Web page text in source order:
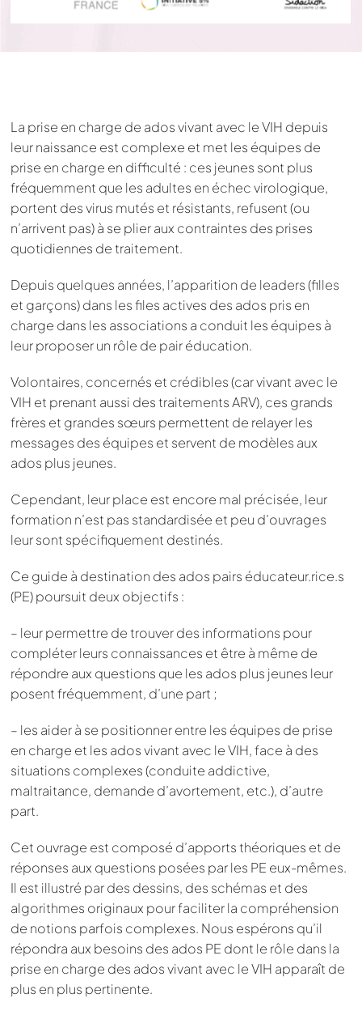
La prise en charge de ados vivant avec le VIH depuis
leur naissance est complexe et met les équipes de
prise en charge en difficulté : ces jeunes sont plus
fréquemment que les adultes en échec virologique,
portent des virus mutés et résistants, refusent (ou
n’arrivent pas) à se plier aux contraintes des prises
quotidiennes de traitement.
Depuis quelques années, l’apparition de leaders (filles
et garçons) dans les files actives des ados pris en
charge dans les associations a conduit les équipes à
leur proposer un rôle de pair éducation.
Volontaires, concernés et crédibles (car vivant avec le
VIH et prenant aussi des traitements ARV), ces grands
frères et grandes sœurs permettent de relayer les
messages des équipes et servent de modèles aux
ados plus jeunes.
Cependant, leur place est encore mal précisée, leur
formation n’est pas standardisée et peu d’ouvrages
leur sont spécifiquement destinés.
Ce guide à destination des ados pairs éducateur.rice.s
(PE) poursuit deux objectifs :
– leur permettre de trouver des informations pour
compléter leurs connaissances et être à même de
répondre aux questions que les ados plus jeunes leur
posent fréquemment, d’une part ;
– les aider à se positionner entre les équipes de prise
en charge et les ados vivant avec le VIH, face à des
situations complexes (conduite addictive,
maltraitance, demande d’avortement, etc.), d’autre
part.
Cet ouvrage est composé d’apports théoriques et de
réponses aux questions posées par les PE eux-mêmes.
Il est illustré par des dessins, des schémas et des
algorithmes originaux pour faciliter la compréhension
de notions parfois complexes. Nous espérons qu’il
répondra aux besoins des ados PE dont le rôle dans la
prise en charge des ados vivant avec le VIH apparaît de
plus en plus pertinente.